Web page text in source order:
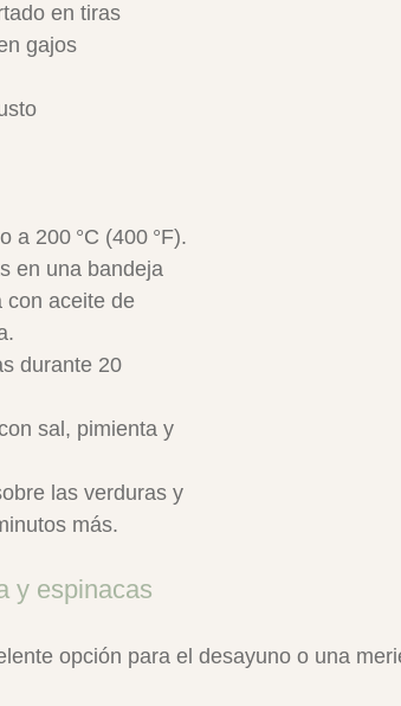
en tiras
gajos
200 °C (400 °F).
en una bandeja
con aceite de
durante 20
sal, pimienta y
las verduras y
más.
y espinacas
opción para el desayuno o una